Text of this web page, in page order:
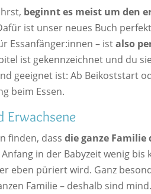
beginnt es meist um den
ist unser neues Buch
Essanfänger:innen – istalso
ist gekennzeichnet und du
geeignet ist: Ab Beikoststart
beim Essen.
Erwachsene
finden, dass die ganze Familie
in der Babyzeit wenig bis
eben püriert wird. Ganz
Familie – deshalb sind